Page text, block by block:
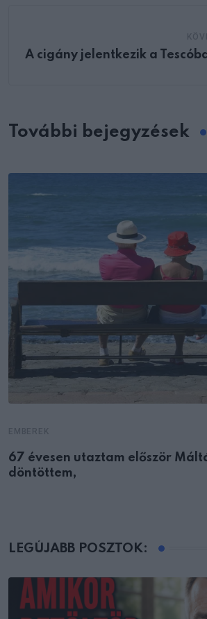
A cigány jelentkezik a
További bejegyzések
67 évesen utaztam először
döntöttem,
LEGÚJABB POSZTOK: